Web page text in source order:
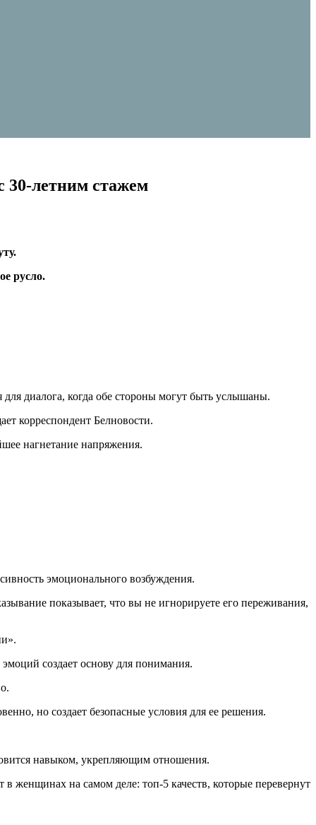
30-летним стажем
русло.
для диалога, когда обе стороны могут быть услышаны.
корреспондент Белновости.
нагнетание напряжения.
эмоционального возбуждения.
показывает, что вы не игнорируете его переживания,
создает основу для понимания.
но создает безопасные условия для ее решения.
навыком, укрепляющим отношения.
женщинах на самом деле: топ-5 качеств, которые перевернут